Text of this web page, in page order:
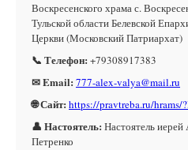
Воскресенского храма с.
Тульской области Белевской
Церкви (Московский Патриархат)
📞 Телефон: +79308917383
✉ Email: 777-alex-valya@mail.ru
🌐 Сайт: https://pravtreba.ru/hrams/
👤 Настоятель: Настоятель
Петренко